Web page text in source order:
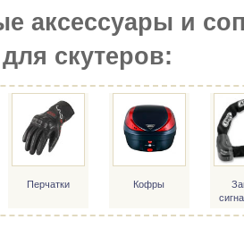
аксессуары и
скутеров:
Перчатки Кофры